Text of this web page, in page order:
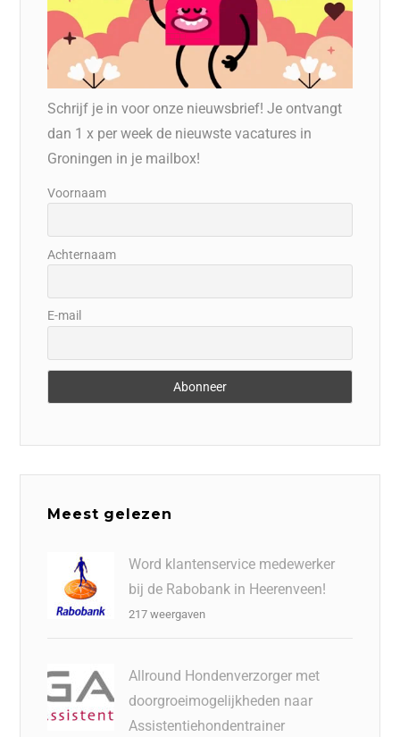
Schrijf je in voor onze nieuwsbrief! Je ontvangt
dan 1 x per week de nieuwste vacatures in
Groningen in je mailbox!
Voornaam
Achternaam
E-mail
Meest gelezen
Word klantenservice medewerker
bij de Rabobank in Heerenveen!
217 weergaven
Allround Hondenverzorger met
doorgroeimogelijkheden naar
Assistentiehondentrainer